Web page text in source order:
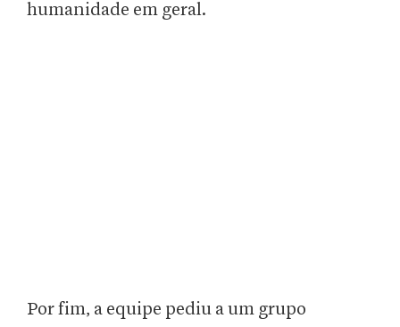
humanidade em geral.
Por fim, a equipe pediu a um grupo